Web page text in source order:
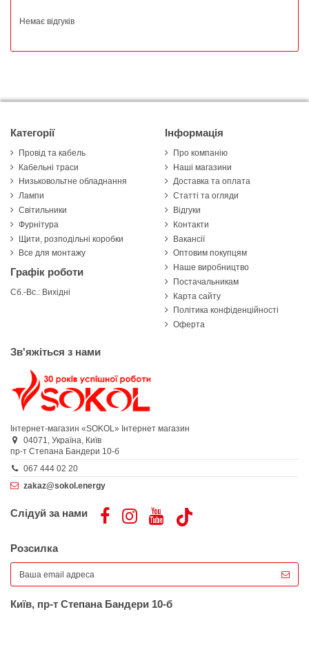
Немає відгуків
Категорії
Провід та кабель
Кабельні траси
Низьковольтне обладнання
Лампи
Світильники
Фурнітура
Щити, розподільні коробки
Все для монтажу
Графік роботи
Сб.-Вс.: Вихідні
Інформація
Про компанію
Наші магазини
Доставка та оплата
Статті та огляди
Відгуки
Контакти
Вакансії
Оптовим покупцям
Наше виробництво
Постачальникам
Карта сайту
Політика конфіденційності
Оферта
Зв'яжіться з нами
Інтернет-магазин «SOKOL» Інтернет магазин
04071, Україна, Київ
пр-т Степана Бандери 10-б
067 444 02 20
zakaz@sokol.energy
Слідуй за нами
Розсилка
Київ, пр-т Степана Бандери 10-б